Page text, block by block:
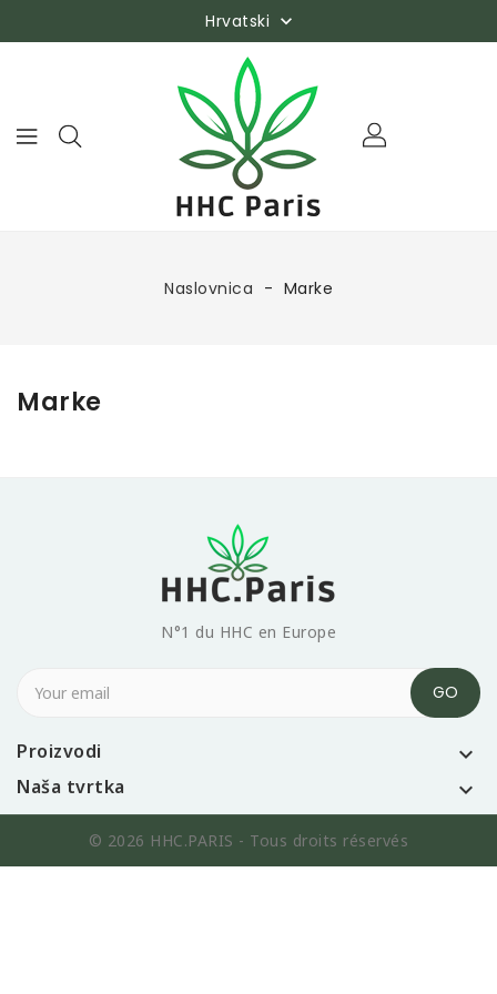
Hrvatski 
Naslovnica Marke
Marke
N°1 du HHC en Europe
Proizvodi 
Naša tvrtka 
© 2026 HHC.PARIS - Tous droits réservés